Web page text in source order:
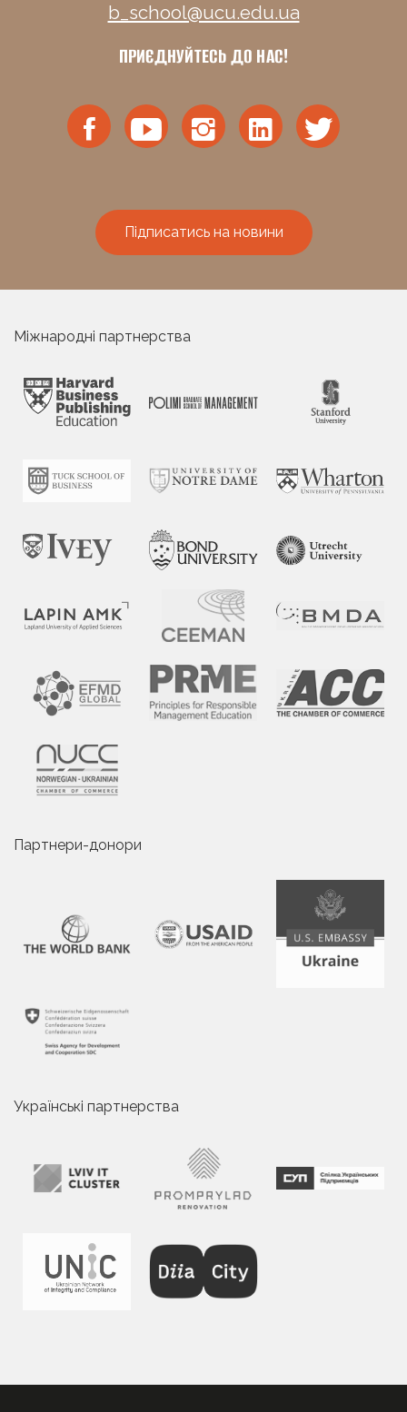
b_school@ucu.edu.ua
ПРИЄДНУЙТЕСЬ ДО НАС!
Підписатись на новини
Міжнародні партнерства
Партнери-донори
Українські партнерства